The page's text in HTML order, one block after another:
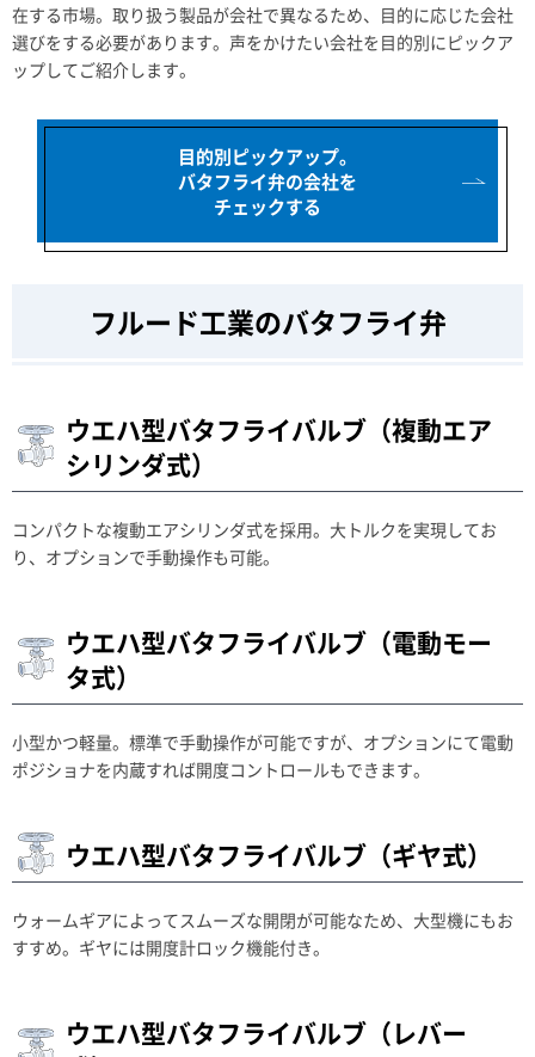
在する市場。取り扱う製品が会社で異なるため、目的に応じた会社
選びをする必要があります。声をかけたい会社を目的別にピックア
ップしてご紹介します。
目的別ピックアップ。
バタフライ弁の会社を
チェックする
フルード工業のバタフライ弁
ウエハ型バタフライバルブ（複動エア
シリンダ式）
コンパクトな複動エアシリンダ式を採用。大トルクを実現してお
り、オプションで手動操作も可能。
ウエハ型バタフライバルブ（電動モー
タ式）
小型かつ軽量。標準で手動操作が可能ですが、オプションにて電動
ポジショナを内蔵すれば開度コントロールもできます。
ウエハ型バタフライバルブ（ギヤ式）
ウォームギアによってスムーズな開閉が可能なため、大型機にもお
すすめ。ギヤには開度計ロック機能付き。
ウエハ型バタフライバルブ（レバー